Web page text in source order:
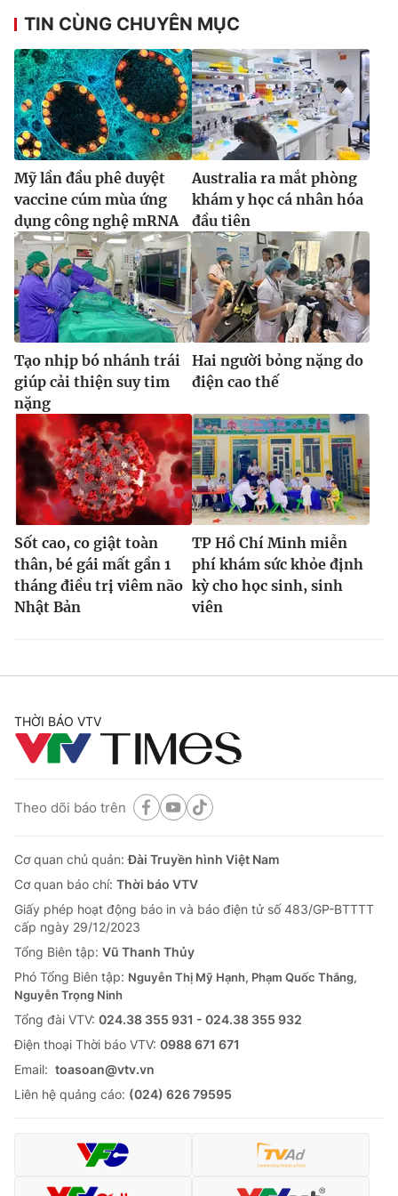
Ðiện thoại Thời báo VTV:
024.66 897 897
Email:toasoan@vtv.vn
Liên hệ quảng cáo:024-7300.7108
® Cấm sao chép dưới mọi hình thức nếu không có sự chấp
thuận bằng văn bản. Ghi rõ nguồn VTV.vn khi phát hành lại
thông tin từ website này.
TIN CÙNG CHUYÊN MỤC
Mỹ lần đầu phê duyệt
vaccine cúm mùa ứng
dụng công nghệ mRNA
Australia ra mắt phòng
khám y học cá nhân hóa
đầu tiên
Tạo nhịp bó nhánh trái
giúp cải thiện suy tim
nặng
Hai người bỏng nặng do
điện cao thế
Sốt cao, co giật toàn
thân, bé gái mất gần 1
tháng điều trị viêm não
Nhật Bản
TP Hồ Chí Minh miễn
phí khám sức khỏe định
kỳ cho học sinh, sinh
viên
THỜI BÁO VTV
Theo dõi báo trên
Cơ quan chủ quản:Đài Truyền hình Việt Nam
Cơ quan báo chí: Thời báo VTV
Giấy phép hoạt động báo in và báo điện tử số 483/GP-BTTTT
cấp ngày 29/12/2023
Tổng Biên tập: Vũ Thanh Thủy
Phó Tổng Biên tập: Nguyễn Thị Mỹ Hạnh, Phạm Quốc Thắng,
Nguyễn Trọng Ninh
Tổng đài VTV: 024.38 355 931 - 024.38 355 932
Ðiện thoại Thời báo VTV: 0988 671 671
Email: toasoan@vtv.vn
Liên hệ quảng cáo: (024) 626 79595